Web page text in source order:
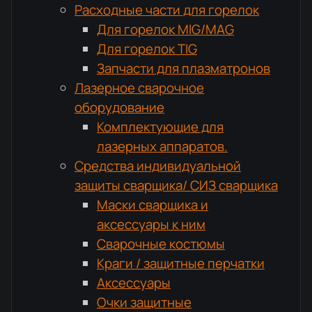
Расходные части для горелок
Для горелок MIG/MAG
Для горелок TIG
Запчасти для плазматронов
Лазерное сварочное
оборудование
Комплектующие для
лазерных аппаратов.
Средства индивидуальной
защиты сварщика/ СИЗ сварщика
Маски сварщика и
аксессуары к ним
Сварочные костюмы
Краги / защитные перчатки
Аксессуары
Очки защитные